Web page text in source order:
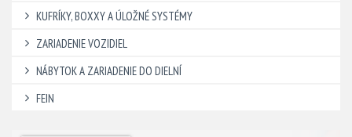
KUFRÍKY, BOXXY A ÚLOŽNÉ SYSTÉMY
ZARIADENIE VOZIDIEL
NÁBYTOK A ZARIADENIE DO DIELNÍ
FEIN